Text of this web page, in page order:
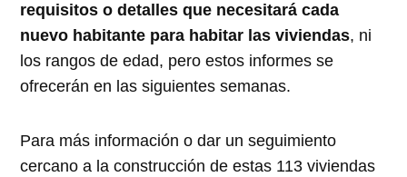
requisitos o detalles que necesitará cada
nuevo habitante para habitar las viviendas, ni
los rangos de edad, pero estos informes se
ofrecerán en las siguientes semanas.
Para más información o dar un seguimiento
cercano a la construcción de estas 113 viviendas